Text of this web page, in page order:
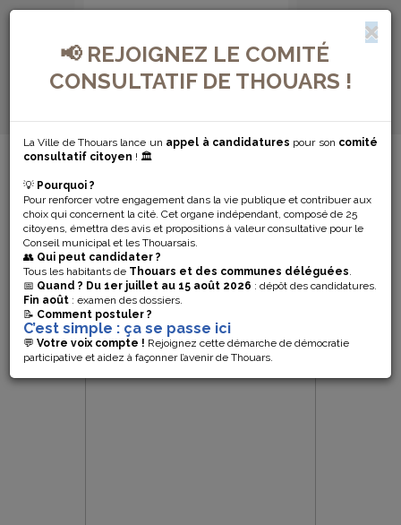
📢 REJOIGNEZ LE COMITÉ
CONSULTATIF DE THOUARS !
La Ville de Thouars lance un appel à candidatures pour son comité
consultatif citoyen ! 🏛️
💡 Pourquoi ?
Pour renforcer votre engagement dans la vie publique et contribuer aux
choix qui concernent la cité. Cet organe indépendant, composé de 25
citoyens, émettra des avis et propositions à valeur consultative pour le
Conseil municipal et les Thouarsais.
👥 Qui peut candidater ?
Tous les habitants de Thouars et des communes déléguées.
📅 Quand ? Du 1er juillet au 15 août 2026 : dépôt des candidatures.
Fin août : examen des dossiers.
📝 Comment postuler ?
C’est simple : ça se passe ici
💬 Votre voix compte ! Rejoignez cette démarche de démocratie
participative et aidez à façonner l’avenir de Thouars.
MENU DE NAVIGATION...
SANTÉ